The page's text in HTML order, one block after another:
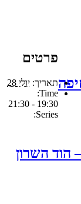
הוד השרון
פרטים
תאריך: יולי 28
Time:
19:30 - 21:30
Series: